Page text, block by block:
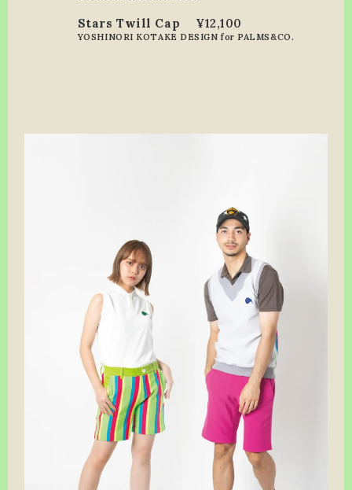
Stars Twill Cap ¥12,100
YOSHINORI KOTAKE DESIGN for PALMS&CO.